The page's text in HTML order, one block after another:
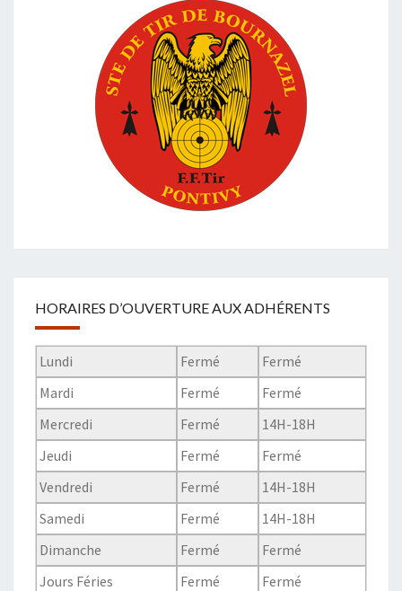
HORAIRES D’OUVERTURE AUX ADHÉRENTS
Lundi Fermé
Fermé
Mardi
Fermé
Fermé
Mercredi
Fermé
14H-18H
Jeudi
Fermé
Fermé
Vendredi
Fermé
14H-18H
Samedi
Fermé
14H-18H
Dimanche
Fermé
Fermé
Jours Féries
Fermé Fermé